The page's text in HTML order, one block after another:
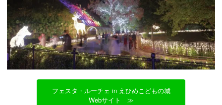
フェスタ・ルーチェ in えひめこどもの城
Webサイト ≫